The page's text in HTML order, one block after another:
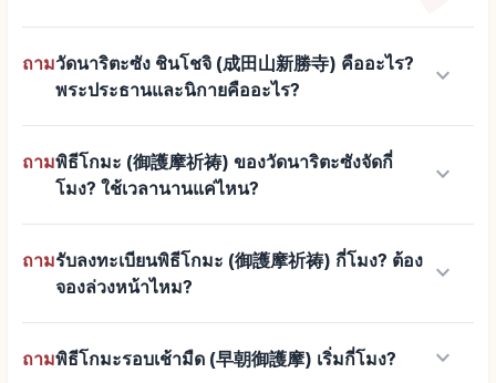
ถามวัดนาริตะซัง ชินโชจิ (成田山新勝寺) คืออะไร?
พระประธานและนิกายคืออะไร?
keyboard_arrow_down
ถามพิธีโกมะ (御護摩祈祷) ของวัดนาริตะซังจัดกี่
โมง? ใช้เวลานานแค่ไหน?
keyboard_arrow_down
ถามรับลงทะเบียนพิธีโกมะ (御護摩祈祷) กี่โมง? ต้อง
จองล่วงหน้าไหม?
keyboard_arrow_down
ถามพิธีโกมะรอบเช้ามืด (早朝御護摩) เริ่มกี่โมง? keyboard_arrow_down